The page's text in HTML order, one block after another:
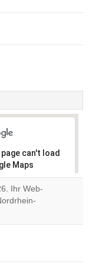
can't load
Maps
you
Ihr Web-